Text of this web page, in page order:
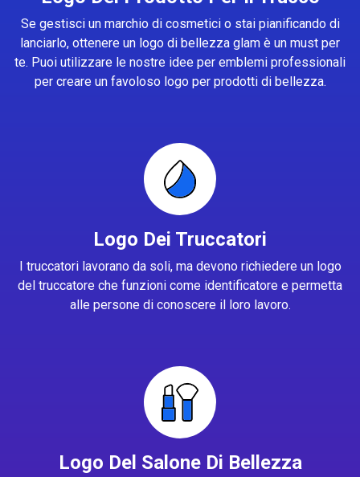
Se gestisci un marchio di cosmetici o stai pianificando di
lanciarlo, ottenere un logo di bellezza glam è un must per
te. Puoi utilizzare le nostre idee per emblemi professionali
per creare un favoloso logo per prodotti di bellezza.
Logo Dei Truccatori
I truccatori lavorano da soli, ma devono richiedere un logo
del truccatore che funzioni come identificatore e permetta
alle persone di conoscere il loro lavoro.
Logo Del Salone Di Bellezza